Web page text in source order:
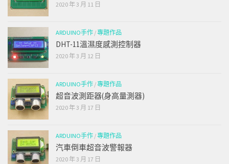
2020 年 3 月 11 日
ARDUINO手作 /專題作品
DHT-11溫濕度感測控制器
2020 年 3 月 12 日
ARDUINO手作 /專題作品
超音波測距器(身高量測器)
2020 年 3 月 17 日
ARDUINO手作 /專題作品
汽車倒車超音波警報器
2020 年 3 月 17 日